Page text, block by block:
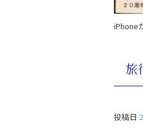
iPhone
旅
投稿日